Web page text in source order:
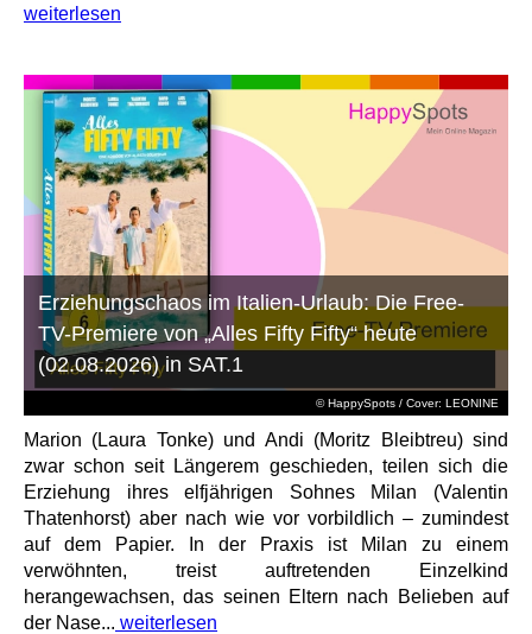
weiterlesen
© HappySpots / Cover: LEONINE
Erziehungschaos im Italien-Urlaub: Die Free-
TV-Premiere von „Alles Fifty Fifty“ heute
(02.08.2026) in SAT.1
Marion (Laura Tonke) und Andi (Moritz Bleibtreu) sind
zwar schon seit Längerem geschieden, teilen sich die
Erziehung ihres elfjährigen Sohnes Milan (Valentin
Thatenhorst) aber nach wie vor vorbildlich – zumindest
auf dem Papier. In der Praxis ist Milan zu einem
verwöhnten, treist auftretenden Einzelkind
herangewachsen, das seinen Eltern nach Belieben auf
der Nase... weiterlesen